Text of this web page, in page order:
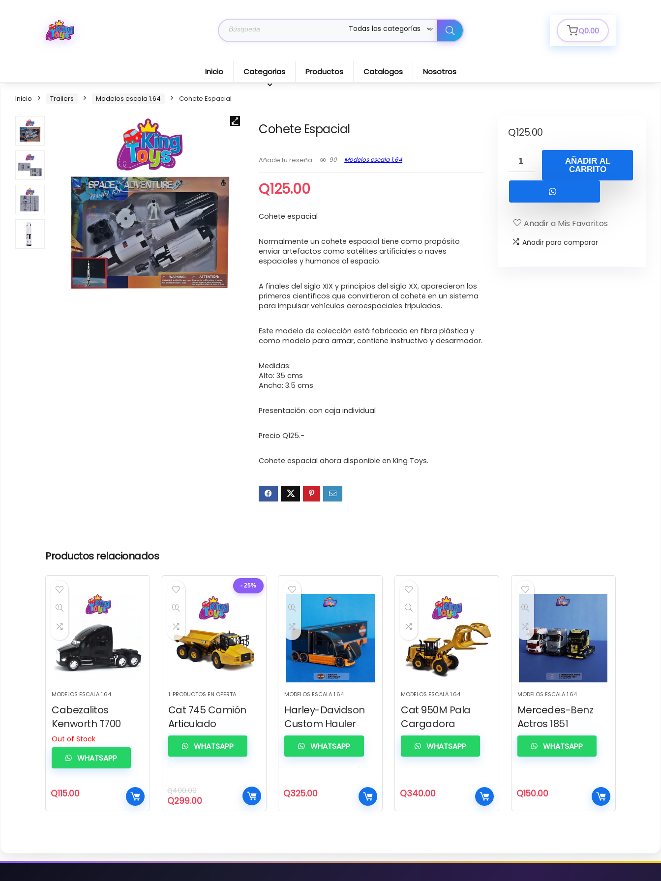
Search
for:
Todas las categorías Q0.00
Inicio Categorias Productos Catalogos Nosotros
Inicio Trailers Modelos escala 1.64 Cohete Espacial
Cohete Espacial
Añade tu reseña 90 Modelos escala 1.64
Q125.00
Cohete espacial
Normalmente un cohete espacial tiene como propósito
enviar artefactos como satélites artificiales o naves
espaciales y humanos al espacio.
A finales del siglo XIX y principios del siglo XX, aparecieron los
primeros científicos que convirtieron al cohete en un sistema
para impulsar vehículos aeroespaciales tripulados.
Este modelo de colección está fabricado en fibra plástica y
como modelo para armar, contiene instructivo y desarmador.
Medidas:
Alto: 35 cms
Ancho: 3.5 cms
Presentación: con caja individual
Precio Q125.-
Cohete espacial ahora disponible en King Toys.
Q125.00
AÑADIR AL
CARRITO
Añadir a Mis Favoritos
Añadir para comparar
Productos relacionados
MODELOS ESCALA 1.64
Cabezalitos
Kenworth T700
Out of Stock
Q115.00
WHATSAPP
- 25%
1. PRODUCTOS EN OFERTA
Cat 745 Camión
Articulado
Q400.00
El
precio
Q299.00El
precio
WHATSAPP
MODELOS ESCALA 1.64
Harley-Davidson
Custom Hauler
Q325.00
WHATSAPP
MODELOS ESCALA 1.64
Cat 950M Pala
Cargadora
Q340.00
WHATSAPP
MODELOS ESCALA 1.64
Mercedes-Benz
Actros 1851
Q150.00
WHATSAPP